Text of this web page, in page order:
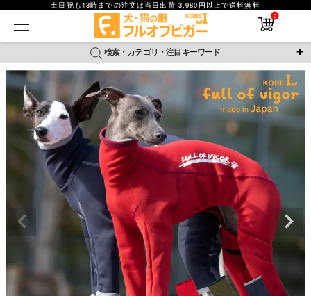
土日祝も13時までの注文は当日出荷 3,980円以上で送料無料
0
検索・カテゴリ・注目キーワード
＼注目ワード／
ジャージ 防蚊 腹巻 撥水レイン ラッシュガード
接触冷感 おそろコーデ 背中開きアイテム
新作アイテム
返品・交換について ご利用ガイド
詳細検索
在庫なし商品
在庫なし商品を表示しない
並び順
新着順
価格が安い順
価格が高い順
レビュー数順
検索